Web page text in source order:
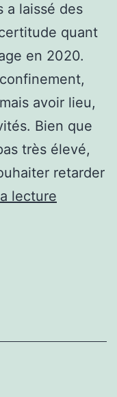
a laissé des
quant
en 2020.
avoir lieu,
Bien que
très élevé,
retarder
lecture